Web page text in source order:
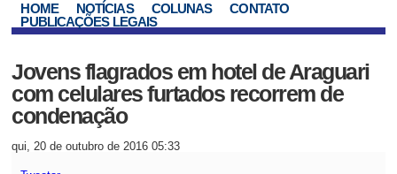
HOME NOTÍCIAS COLUNAS
CONTATO
PUBLICAÇÕES LEGAIS
Jovens flagrados em hotel de Araguari
com celulares furtados recorrem de
condenação
qui, 20 de outubro de 2016 05:33